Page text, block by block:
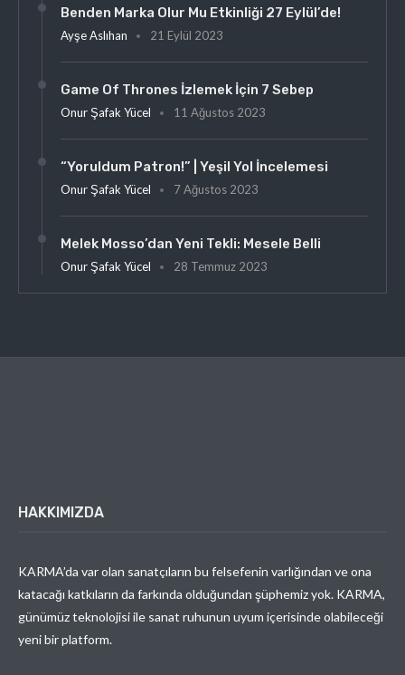
Benden Marka Olur Mu Etkinliği 27 Eylül’de!
Ayşe Aslıhan 21 Eylül 2023
Game Of Thrones İzlemek İçin 7 Sebep
Onur Şafak Yücel 11 Ağustos 2023
“Yoruldum Patron!” | Yeşil Yol İncelemesi
Onur Şafak Yücel 7 Ağustos 2023
Melek Mosso’dan Yeni Tekli: Mesele Belli
Onur Şafak Yücel 28 Temmuz 2023
HAKKIMIZDA
KARMA’da var olan sanatçıların bu felsefenin varlığından ve ona
katacağı katkıların da farkında olduğundan şüphemiz yok. KARMA,
günümüz teknolojisi ile sanat ruhunun uyum içerisinde olabileceği
yeni bir platform.